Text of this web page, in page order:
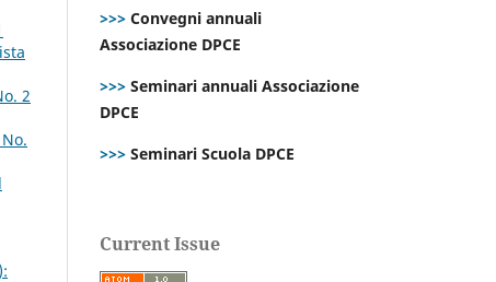
2
>>> Convegni annuali
Associazione DPCE
>>> Seminari annuali Associazione
DPCE
>>> Seminari Scuola DPCE
Current Issue